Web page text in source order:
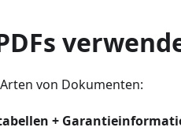
von Dokumenten:
+